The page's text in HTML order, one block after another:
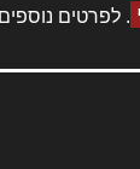
. לפרטים נוספים